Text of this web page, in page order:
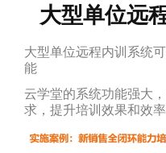
大型单位远
大型单位远程内训系统
能
云学堂的系统功能强大
求，提升培训效果和效率